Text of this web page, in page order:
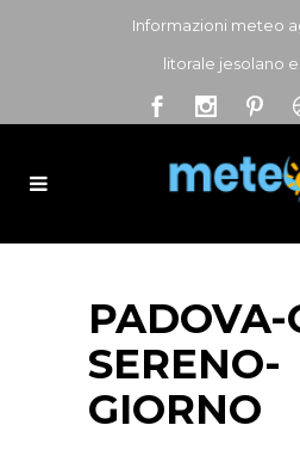
Informazioni meteo
litorale jesolano
PADOVA-
SERENO-
GIORNO